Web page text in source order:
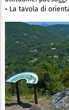
• La tavola di